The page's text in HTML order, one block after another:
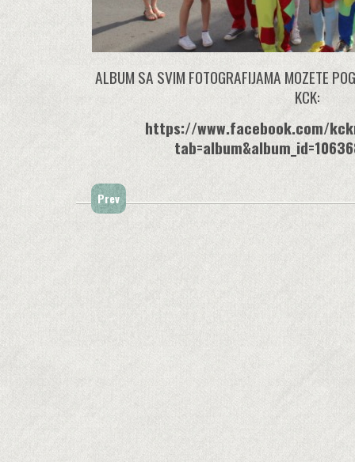
ALBUM SA SVIM FOTOGRAFIJAMA MOZETE
KCK:
https://www.facebook.com/
Prev